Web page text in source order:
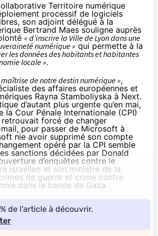
Territoire numérique
processif de logiciels
son adjoint délégué à la
Bertrand Maes souligne auprès
« d’inscrire la Ville de Lyon dans une
numérique » qui permette à la
les données des habitants et habitantes
locale ».
maîtrise de notre destin numérique »,
des affaires européennes et
Rayna Stamboliyska à Next.
d’autant plus urgente qu’en mai,
la Cour Pénale Internationale (CPI)
retrouvait forcé de changer
mail, pour passer de Microsoft à
nie avoir supprimé son compte
opéré par la CPI semble
sanctions décidées par Donald
d’enquêtes contre le
israélien et son ministre de la
de guerre et crime contre
dans la bande de Gaza.
de l'article à découvrir.